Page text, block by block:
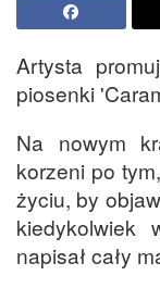
Artysta
piosenki
Na nowym
korzeni po
życiu, by
kiedykolwiek
napisał cały